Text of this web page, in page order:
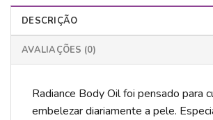
DESCRIÇÃO
AVALIAÇÕES (0)
Radiance Body Oil foi pensado para
embelezar diariamente a pele.